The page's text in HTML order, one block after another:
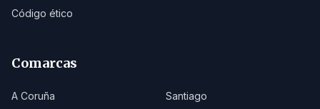
Código ético
Comarcas
A Coruña
Santiago